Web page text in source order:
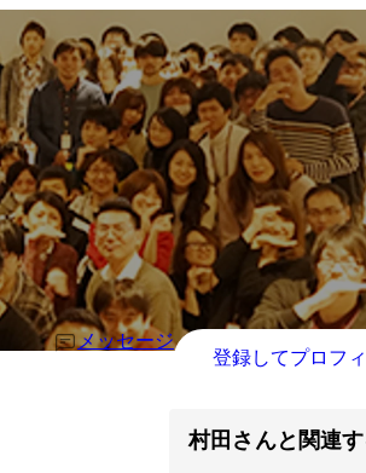
メッセージ
登録してプロフ
村田さんと関連